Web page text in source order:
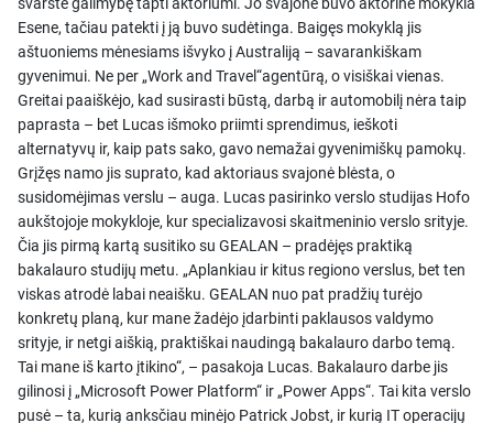
Esene, tačiau patekti į ją buvo sudėtinga. Baigęs mokyklą jis
aštuoniems mėnesiams išvyko į Australiją – savarankiškam
gyvenimui. Ne per „Work and Travel“agentūrą, o visiškai vienas.
Greitai paaiškėjo, kad susirasti būstą, darbą ir automobilį nėra taip
paprasta – bet Lucas išmoko priimti sprendimus, ieškoti
alternatyvų ir, kaip pats sako, gavo nemažai gyvenimiškų pamokų.
Grįžęs namo jis suprato, kad aktoriaus svajonė blėsta, o
susidomėjimas verslu – auga. Lucas pasirinko verslo studijas Hofo
aukštojoje mokykloje, kur specializavosi skaitmeninio verslo srityje.
Čia jis pirmą kartą susitiko su GEALAN – pradėjęs praktiką
bakalauro studijų metu. „Aplankiau ir kitus regiono verslus, bet ten
viskas atrodė labai neaišku. GEALAN nuo pat pradžių turėjo
konkretų planą, kur mane žadėjo įdarbinti paklausos valdymo
srityje, ir netgi aiškią, praktiškai naudingą bakalauro darbo temą.
Tai mane iš karto įtikino“, – pasakoja Lucas. Bakalauro darbe jis
gilinosi į „Microsoft Power Platform“ ir „Power Apps“. Tai kita verslo
pusė – ta, kurią anksčiau minėjo Patrick Jobst, ir kurią IT operacijų